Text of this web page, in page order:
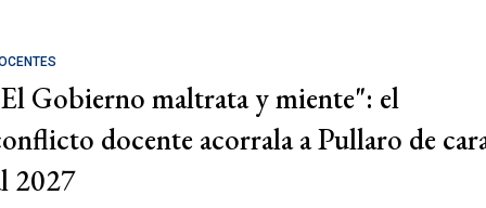
Gobierno maltrata y miente": el
docente acorrala a Pullaro de
2027